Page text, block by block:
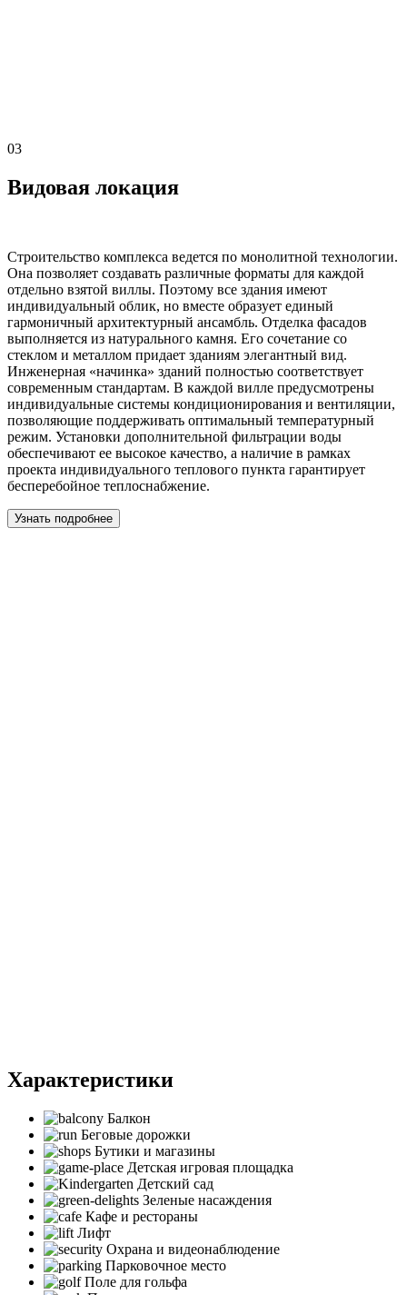
03
Видовая локация
Строительство комплекса ведется по монолитной технологии.
Она позволяет создавать различные форматы для каждой
отдельно взятой виллы. Поэтому все здания имеют
индивидуальный облик, но вместе образует единый
гармоничный архитектурный ансамбль. Отделка фасадов
выполняется из натурального камня. Его сочетание со
стеклом и металлом придает зданиям элегантный вид.
Инженерная «начинка» зданий полностью соответствует
современным стандартам. В каждой вилле предусмотрены
индивидуальные системы кондиционирования и вентиляции,
позволяющие поддерживать оптимальный температурный
режим. Установки дополнительной фильтрации воды
обеспечивают ее высокое качество, а наличие в рамках
проекта индивидуального теплового пункта гарантирует
бесперебойное теплоснабжение.
Узнать подробнее
Характеристики
Балкон
Беговые дорожки
Бутики и магазины
Детская игровая площадка
Детский сад
Зеленые насаждения
Кафе и рестораны
Лифт
Охрана и видеонаблюдение
Парковочное место
Поле для гольфа